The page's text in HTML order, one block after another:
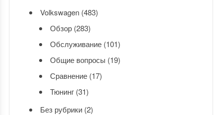
Volkswagen(483)
Обзор(283)
Обслуживание(101)
Общие вопросы (19)
Сравнение(17)
Тюнинг(31)
Без рубрики(2)